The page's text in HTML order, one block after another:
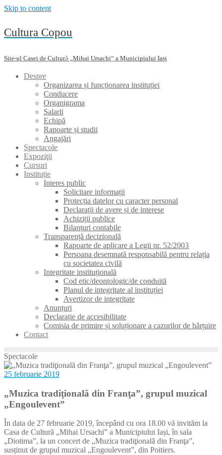
Skip to content
Cultura Copou
Site-ul Casei de Cultură „Mihai Ursachi“ a Municipiului Iași
Despre
Organizarea și funcționarea instituției
Conducere
Organigrama
Salarii
Echipă
Rapoarte și studii
Angajări
Spectacole
Expoziţii
Cursuri
Instituție
Interes public
Solicitare informații
Protecția datelor cu caracter personal
Declarații de avere și de interese
Achiziții publice
Bilanțuri contabile
Transparență decizională
Rapoarte de aplicare a Legii nr. 52/2003
Persoana desemnată responsabilă pentru relația
cu societatea civilă
Integritate instituțională
Cod etic/deontologic/de conduită
Planul de integritate al instituției
Avertizor de integritate
Anunțuri
Declarație de accesibilitate
Comisia de primire și soluționare a cazurilor de hărțuire
Contact
Spectacole
25 februarie 2019
„Muzica tradiţională din Franţa”, grupul muzical
„Engoulevent”
În data de 27 februarie 2019, începând cu ora 18.00 vă invităm la
Casa de Cultură „Mihai Ursachi” a Municipiului Iași, în sala
„Diotima”, la un concert de „Muzica tradiţională din Franţa”,
susținut de grupul muzical „Engoulevent”, din Poitiers.